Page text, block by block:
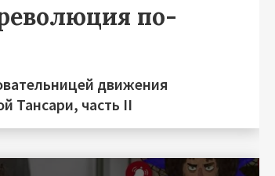
по-
движения
Тансари, часть II